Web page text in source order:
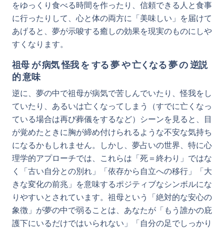
をゆっくり食べる時間を作ったり、信頼できる人と食事
に行ったりして、心と体の両方に「美味しい」を届けて
あげると、夢が示唆する癒しの効果を現実のものにしや
すくなります。
祖母 が 病気 怪我 を する 夢 や 亡くなる 夢 の 逆説
的 意味
逆に、夢の中で祖母が病気で苦しんでいたり、怪我をし
ていたり、あるいは亡くなってしまう（すでに亡くなっ
ている場合は再び葬儀をするなど）シーンを見ると、目
が覚めたときに胸が締め付けられるような不安な気持ち
になるかもしれません。しかし、夢占いの世界、特に心
理学的アプローチでは、これらは「死＝終わり」ではな
く「古い自分との別れ」「依存から自立への移行」「大
きな変化の前兆」を意味するポジティブなシンボルにな
りやすいとされています。祖母という「絶対的な安心の
象徴」が夢の中で弱ることは、あなたが「もう誰かの庇
護下にいるだけではいられない」「自分の足でしっかり